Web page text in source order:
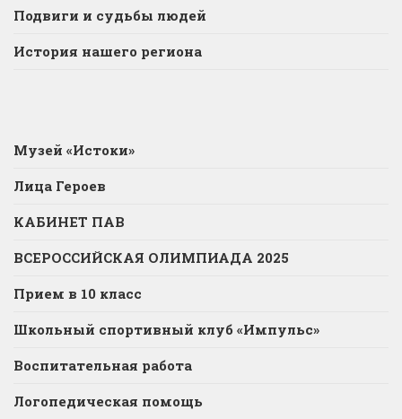
Подвиги и судьбы людей
История нашего региона
Музей «Истоки»
Лица Героев
КАБИНЕТ ПАВ
ВСЕРОССИЙСКАЯ ОЛИМПИАДА 2025
Прием в 10 класс
Школьный спортивный клуб «Импульс»
Воспитательная работа
Логопедическая помощь